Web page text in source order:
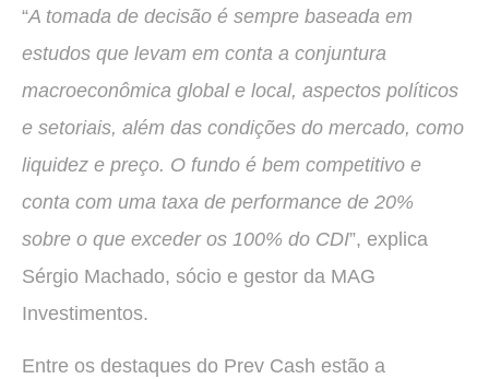
“A tomada de decisão é sempre baseada em
estudos que levam em conta a conjuntura
macroeconômica global e local, aspectos políticos
e setoriais, além das condições do mercado, como
liquidez e preço. O fundo é bem competitivo e
conta com uma taxa de performance de 20%
sobre o que exceder os 100% do CDI”, explica
Sérgio Machado, sócio e gestor da MAG
Investimentos.
Entre os destaques do Prev Cash estão a